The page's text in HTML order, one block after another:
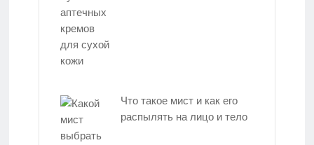
Что такое мист и как его
распылять на лицо и тело